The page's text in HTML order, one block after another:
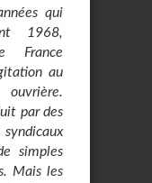
qui
1968,
France
au
par des
simples
Mais les